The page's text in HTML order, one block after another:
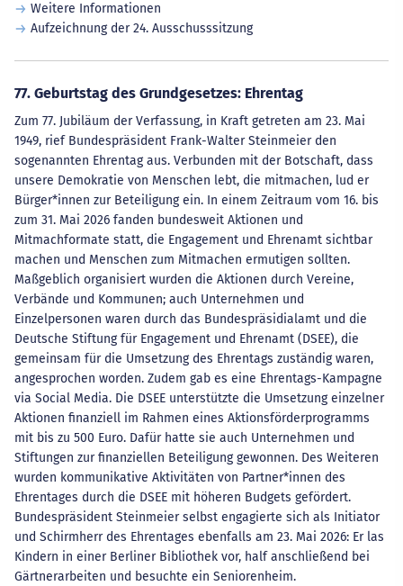
Weitere Informationen
Aufzeichnung der 24. Ausschusssitzung
77. Geburtstag des Grundgesetzes: Ehrentag
Zum 77. Jubiläum der Verfassung, in Kraft getreten am 23. Mai
1949, rief Bundespräsident Frank-Walter Steinmeier den
sogenannten Ehrentag aus. Verbunden mit der Botschaft, dass
unsere Demokratie von Menschen lebt, die mitmachen, lud er
Bürger*innen zur Beteiligung ein. In einem Zeitraum vom 16. bis
zum 31. Mai 2026 fanden bundesweit Aktionen und
Mitmachformate statt, die Engagement und Ehrenamt sichtbar
machen und Menschen zum Mitmachen ermutigen sollten.
Maßgeblich organisiert wurden die Aktionen durch Vereine,
Verbände und Kommunen; auch Unternehmen und
Einzelpersonen waren durch das Bundespräsidialamt und die
Deutsche Stiftung für Engagement und Ehrenamt (DSEE), die
gemeinsam für die Umsetzung des Ehrentags zuständig waren,
angesprochen worden. Zudem gab es eine Ehrentags-Kampagne
via Social Media. Die DSEE unterstützte die Umsetzung einzelner
Aktionen finanziell im Rahmen eines Aktionsförderprogramms
mit bis zu 500 Euro. Dafür hatte sie auch Unternehmen und
Stiftungen zur finanziellen Beteiligung gewonnen. Des Weiteren
wurden kommunikative Aktivitäten von Partner*innen des
Ehrentages durch die DSEE mit höheren Budgets gefördert.
Bundespräsident Steinmeier selbst engagierte sich als Initiator
und Schirmherr des Ehrentages ebenfalls am 23. Mai 2026: Er las
Kindern in einer Berliner Bibliothek vor, half anschließend bei
Gärtnerarbeiten und besuchte ein Seniorenheim.